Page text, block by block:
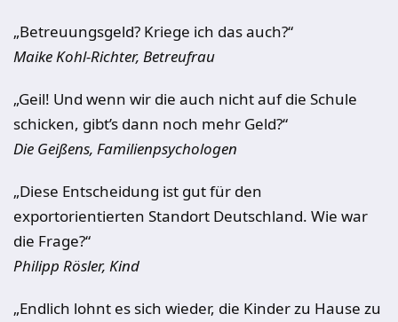
„Betreuungsgeld? Kriege ich das auch?“
Maike Kohl-Richter, Betreufrau
„Geil! Und wenn wir die auch nicht auf die Schule
schicken, gibt’s dann noch mehr Geld?“
Die Geißens, Familienpsychologen
„Diese Entscheidung ist gut für den
exportorientierten Standort Deutschland. Wie war
die Frage?“
Philipp Rösler, Kind
„Endlich lohnt es sich wieder, die Kinder zu Hause zu